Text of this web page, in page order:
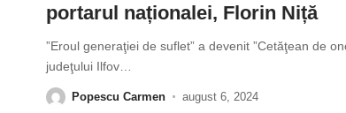
portarul naționalei, Florin Niță
”Eroul generaţiei de suflet” a devenit ”Cetăţean de
judeţului Ilfov
Popescu Carmen august 6, 2024